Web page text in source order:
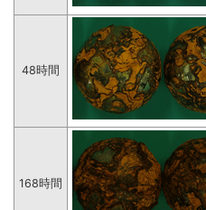
48時間
168時間